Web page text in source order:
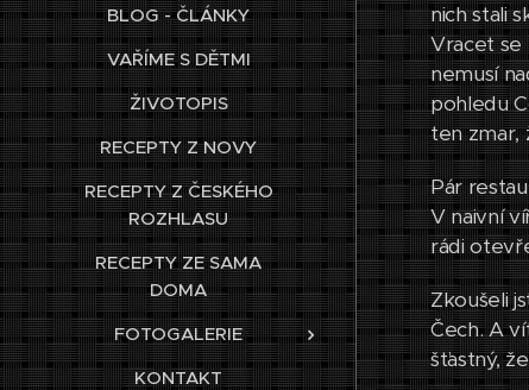
BLOG - ČLÁNKY
VAŘÍME S DĚTMI
ŽIVOTOPIS
RECEPTY Z NOVY
RECEPTY Z ČESKÉHO
ROZHLASU
RECEPTY ZE SAMA
DOMA
FOTOGALERIE
KONTAKT
nich stali
Vracet se
nemusí
pohledu
ten zmar,
Pár
V naivní
rádi
Zkoušeli
Čech. A
šťastný,